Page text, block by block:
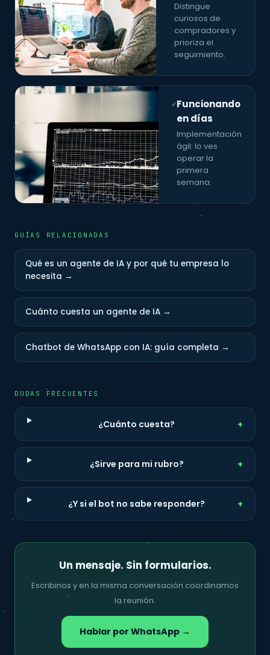
Distingue
curiosos de
compradores y
prioriza el
seguimiento.
✓Funcionando
en días
Implementación
ágil: lo ves
operar la
primera
semana.
GUÍAS RELACIONADAS
Qué es un agente de IA y por qué tu empresa lo
necesita →
Cuánto cuesta un agente de IA →
Chatbot de WhatsApp con IA: guía completa →
DUDAS FRECUENTES
¿Cuánto cuesta?
¿Sirve para mi rubro?
¿Y si el bot no sabe responder?
Un mensaje. Sin formularios.
Escribinos y en la misma conversación coordinamos
la reunión.
Hablar por WhatsApp →